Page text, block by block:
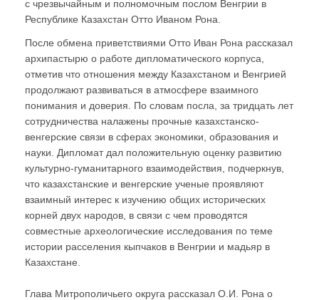
с чрезвычайным и полномочным послом Венгрии в
Республике Казахстан Отто Иваном Рона.
После обмена приветствиями Отто Иван Рона рассказал
архипастырю о работе дипломатического корпуса,
отметив что отношения между Казахстаном и Венгрией
продолжают развиваться в атмосфере взаимного
понимания и доверия. По словам посла, за тридцать лет
сотрудничества налажены прочные казахстанско-
венгерские связи в сферах экономики, образования и
науки. Дипломат дал положительную оценку развитию
культурно-гуманитарного взаимодействия, подчеркнув,
что казахстанские и венгерские ученые проявляют
взаимный интерес к изучению общих исторических
корней двух народов, в связи с чем проводятся
совместные археологические исследования по теме
истории расселения кыпчаков в Венгрии и мадьяр в
Казахстане.
Глава Митрополичьего округа рассказал О.И. Рона о